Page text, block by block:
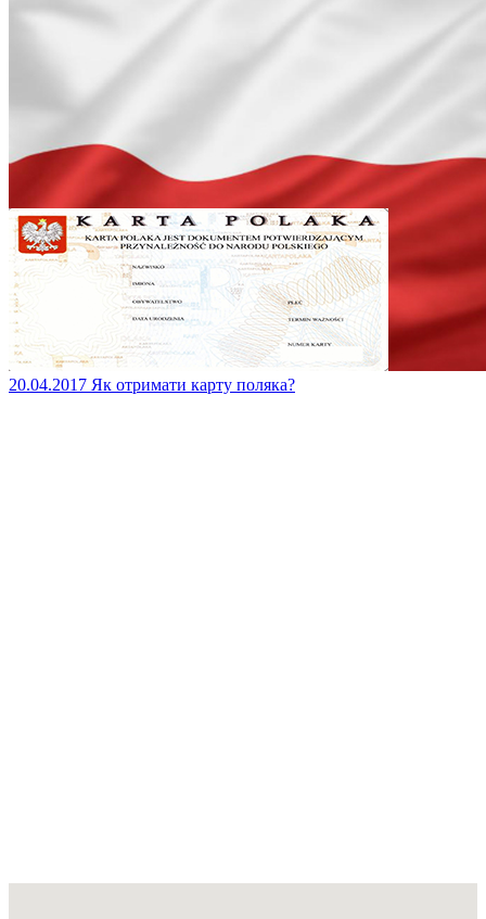
20.04.2017 Як отримати карту поляка?